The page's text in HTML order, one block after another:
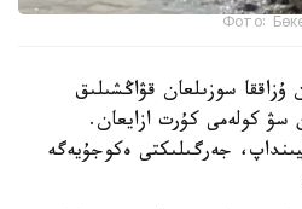
Фото:
ۇزاققا سوزىلعان قۋاڭشىلىق
سۋ كولەمى كۇرت ازايعان.
جەرگىلىكتى ەكوجۇيەگە